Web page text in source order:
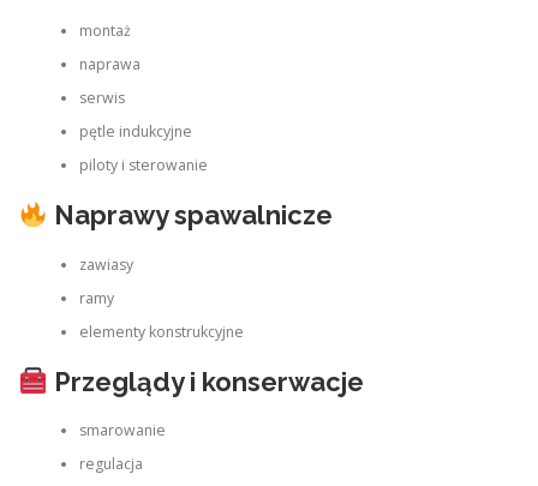
montaż
naprawa
serwis
pętle indukcyjne
piloty i sterowanie
Naprawy spawalnicze
zawiasy
ramy
elementy konstrukcyjne
Przeglądy i konserwacje
smarowanie
regulacja